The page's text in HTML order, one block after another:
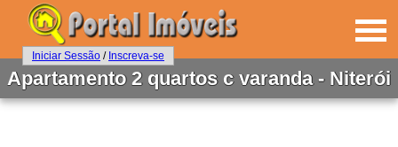
Iniciar Sessão / Inscreva-se
Apartamento 2 quartos c varanda - Niterói